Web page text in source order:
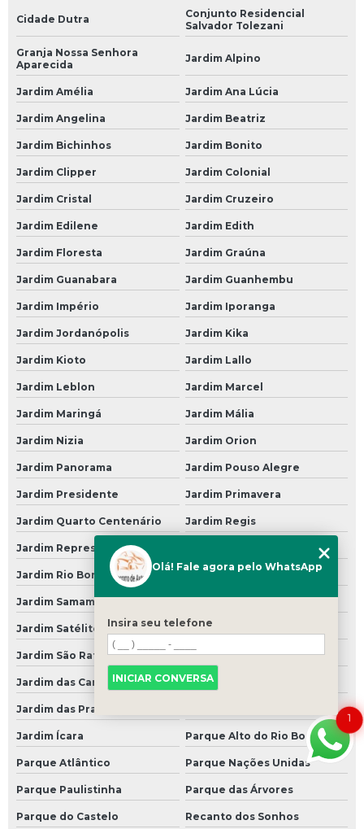
Suspensão Carro Popular
Suspensão de Carro
Suspensão de Carro Francês
Suspensão de um Carro
Suspensão Hidráulica Carro Importado
Suspensão Hidráulica de Carro
Suspensão Hidráulica de Carro Importado
Suspensão Hidráulica para Carro
Suspensão Hidráulica para Carro de Luxo
Suspensão Hidráulica para Carro Popular
Suspensão para Carro
Suspensão para Carro Antigo
Suspensão para Carro Blindado
Suspensão para Carro de Arrancada
Suspensão para Carro Francês
Suspensão para Carro Popular
Suspensão Pneumática Carro
Suspensão Pneumática de Carro
Suspensão Pneumática para Carro
Troca de óleo
Troca de óleo 24 Horas
Troca de óleo a Domicilio
Troca de óleo a Vacuo
Troca de óleo Automotivo
Troca de óleo Câmbio
Troca de óleo Câmbio Automático
Cidade Dutra
Conjunto Residencial
Salvador Tolezani
Granja Nossa Senhora
Aparecida
Jardim Alpino
Jardim Amélia Jardim Ana Lúcia
Jardim Angelina Jardim Beatriz
Jardim Bichinhos Jardim Bonito
Jardim Clipper Jardim Colonial
Jardim Cristal Jardim Cruzeiro
Jardim Edilene Jardim Edith
Jardim Floresta Jardim Graúna
Jardim Guanabara Jardim Guanhembu
Jardim Império Jardim Iporanga
Jardim Jordanópolis Jardim Kika
Jardim Kioto Jardim Lallo
Jardim Leblon Jardim Marcel
Jardim Maringá Jardim Mália
Jardim Nizia Jardim Orion
Jardim Panorama Jardim Pouso Alegre
Jardim Presidente Jardim Primavera
Jardim Quarto Centenário Jardim Regis
Jardim Represa
Jardim Rio Bonito Jardim Rosalina
Jardim Samambaia Jardim Santa Rita
Jardim Satélite Jardim São Benedito
Jardim São Rafael Jardim Toca
Jardim das Camélias Jardim das Imbuias
Jardim das Praias
Jardim Ícara Parque Alto do Rio Bonito
Parque Atlântico Parque Nações Unidas
Parque Paulistinha Parque das Árvores
Parque do Castelo Recanto dos Sonhos
1
Olá! Fale agora pelo WhatsApp
Insira seu telefone
INICIAR CONVERSA